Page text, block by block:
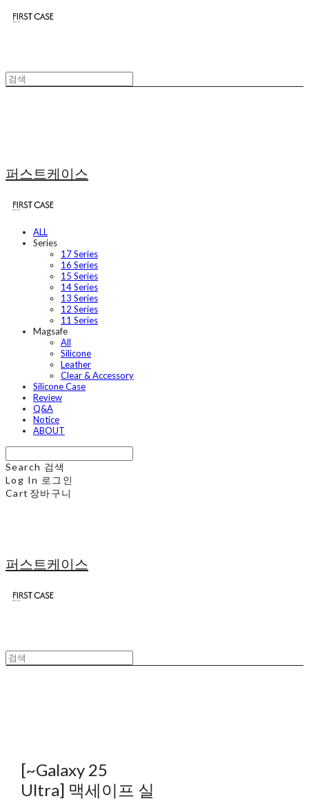
퍼스트케이스
ALL
Series
17 Series
16 Series
15 Series
14 Series
13 Series
12 Series
11 Series
Magsafe
All
Silicone
Leather
Clear & Accessory
Silicone Case
Review
Q&A
Notice
ABOUT
Search 검색
Log In 로그인
Cart 장바구니
퍼스트케이스
[~Galaxy 25
Ultra] 맥세이프 실